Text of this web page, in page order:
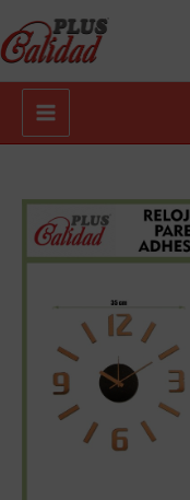
Main